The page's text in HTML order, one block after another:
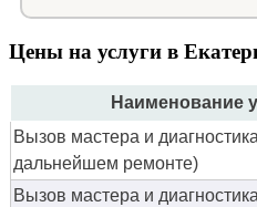
Цены на услуги в
Наименование
Вызов мастера и
дальнейшем ремонте)
Вызов мастера и